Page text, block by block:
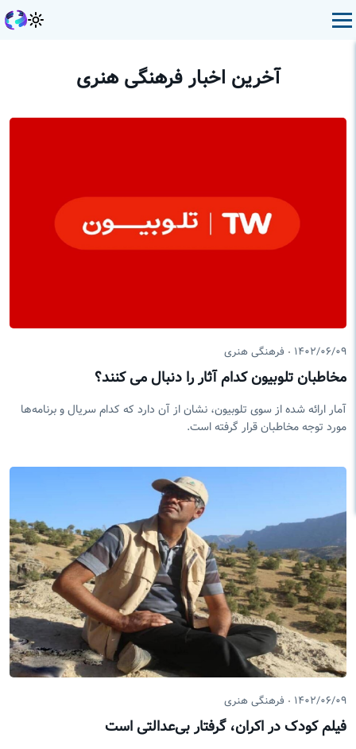
آخرین اخبار فرهنگی هنری
۱۴۰۲/۰۶/۰۹ فرهنگی هنری
مخاطبان تلوبیون کدام آثار را دنبال می کنند؟
آمار ارائه شده از سوی تلوبیون، نشان از آن دارد که کدام سریال و برنامه‌ها
مورد توجه مخاطبان قرار گرفته است.
۱۴۰۲/۰۶/۰۹ فرهنگی هنری
فیلم کودک در اکران، گرفتار بی‌عدالتی است